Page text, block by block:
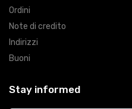
Ordini
Note di credito
Indirizzi
Buoni
Stay informed